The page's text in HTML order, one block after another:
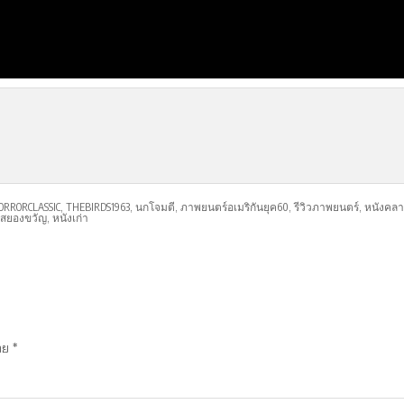
, THEBIRDS1963, นกโจมตี, ภาพยนตร์อเมริกันยุค60,รีวิวภาพยนตร์, หนังคล
สยองขวัญ, หนังเก่า
*